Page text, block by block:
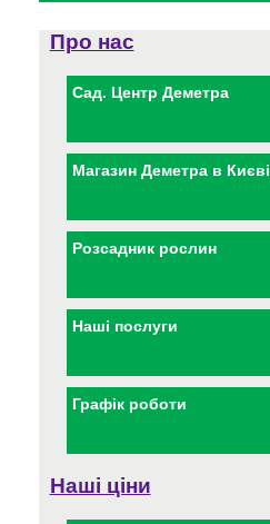
Про нас
Сад. Центр Деметра
Магазин Деметра в Києві
Розсадник рослин
Наші послуги
Графік роботи
Наші ціни